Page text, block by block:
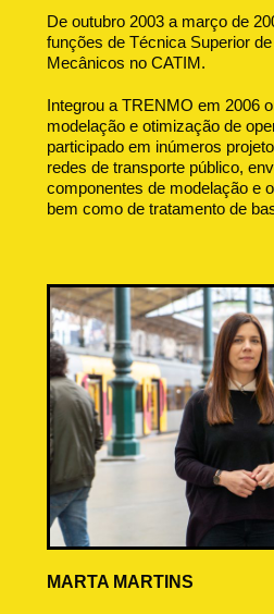
De outubro 2003 a março de
funções de Técnica Superior
Mecânicos no CATIM.
Integrou a TRENMO em 2006
modelação e otimização de
participado em inúmeros
redes de transporte público,
componentes de modelação e
bem como de tratamento de
MARTA MARTINS